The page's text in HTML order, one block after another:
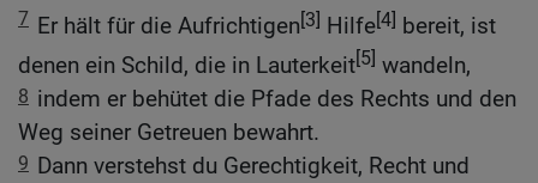
7 Er hält für die Aufrichtigen[3] Hilfe[4] bereit, ist
denen ein Schild, die in Lauterkeit[5] wandeln,
8 indem er behütet die Pfade des Rechts und den
Weg seiner Getreuen bewahrt.
9 Dann verstehst du Gerechtigkeit, Recht und